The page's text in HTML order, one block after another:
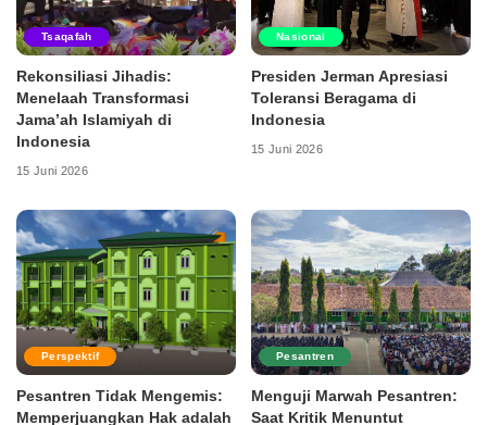
Tsaqafah
Rekonsiliasi Jihadis:
Menelaah Transformasi
Jama’ah Islamiyah di
Indonesia
15 Juni 2026
Nasional
Presiden Jerman Apresiasi
Toleransi Beragama di
Indonesia
15 Juni 2026
Perspektif
Pesantren Tidak Mengemis:
Memperjuangkan Hak adalah
Pesantren
Menguji Marwah Pesantren:
Saat Kritik Menuntut